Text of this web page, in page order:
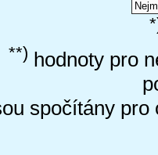
**) hodnoty pro
spočítány pro